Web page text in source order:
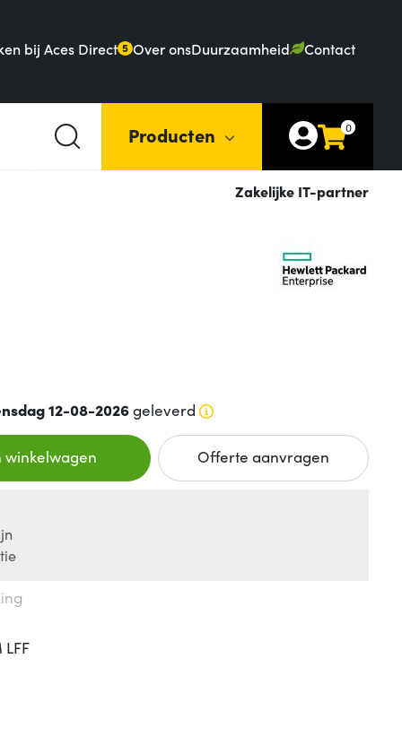
bij Aces Direct 5 Over onsDuurzaamheid Contact
Producten 0
Zakelijke IT-partner
12-08-2026geleverd
winkelwagen Offerte aanvragen
LFF